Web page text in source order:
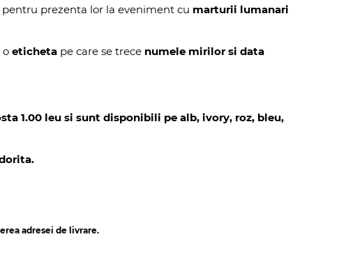
prezenta lor la eveniment cu marturii lumanari
o eticheta pe care se trece numele mirilor si data
1.00 leu si sunt disponibili pe alb, ivory, roz, bleu,
adresei de livrare.